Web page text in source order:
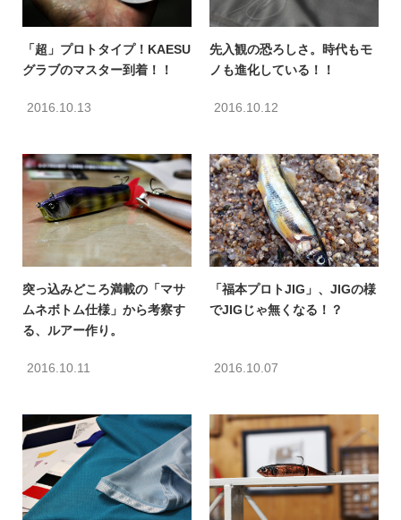
「超」プロトタイプ！KAESU
グラブのマスター到着！！
2016.10.13
先入観の恐ろしさ。時代もモ
ノも進化している！！
2016.10.12
突っ込みどころ満載の「マサ
ムネボトム仕様」から考察す
る、ルアー作り。
2016.10.11
「福本プロトJIG」、JIGの様
でJIGじゃ無くなる！？
2016.10.07